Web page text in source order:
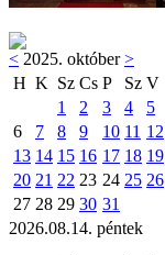
< 2025. október>
H K Sz Cs P Sz V
1
2 3 4
5
6
7 8 9 10 11 12
13 14 15 16 17 18 19
20 21 22 23 24 25 26
27 28 29 30 31
2026.08.14. péntek